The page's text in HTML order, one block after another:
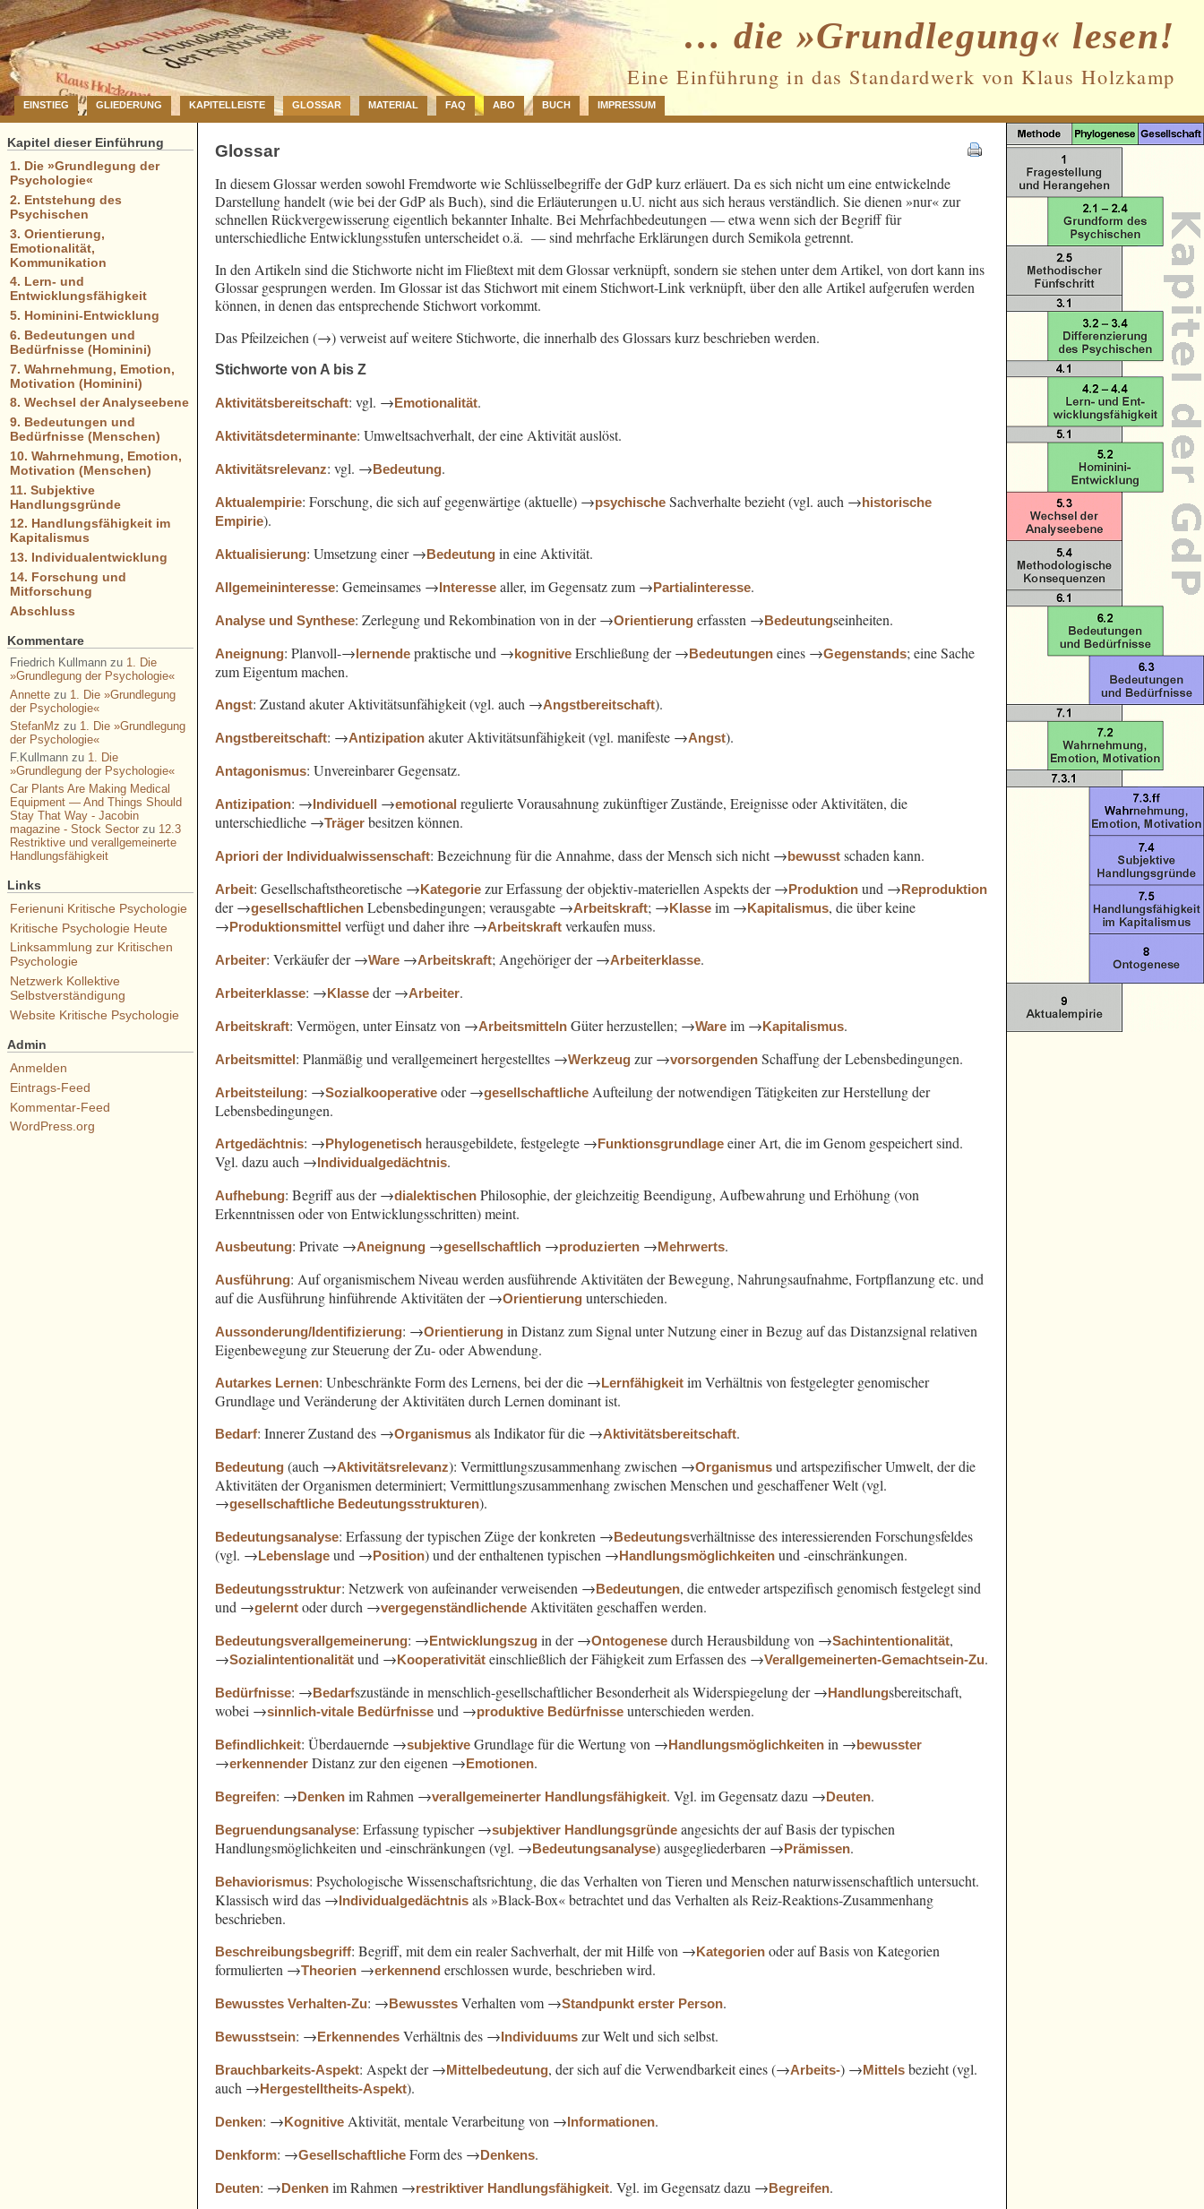
… die »Grundlegung« lesen!
Eine Einführung in das Standardwerk von Klaus Holzkamp
EINSTIEG GLIEDERUNG KAPITELLEISTE GLOSSAR MATERIAL FAQ ABO BUCH IMPRESSUM
Glossar
In diesem Glossar werden sowohl Fremdworte wie Schlüsselbegriffe der GdP kurz erläuert. Da es sich nicht um eine entwickelnde
Darstellung handelt (wie bei der GdP als Buch), sind die Erläuterungen u.U. nicht aus sich heraus verständlich. Sie dienen »nur« zur
schnellen Rückvergewisserung eigentlich bekannter Inhalte. Bei Mehrfachbedeutungen — etwa wenn sich der Begriff für
unterschiedliche Entwicklungsstufen unterscheidet o.ä. — sind mehrfache Erklärungen durch Semikola getrennt.
In den Artikeln sind die Stichworte nicht im Fließtext mit dem Glossar verknüpft, sondern sie stehen unter dem Artikel, von dort kann ins
Glossar gesprungen werden. Im Glossar ist das Stichwort mit einem Stichwort-Link verknüpft, über den alle Artikel aufgerufen werden
können, in denen das entsprechende Stichwort vorkommt.
Das Pfeilzeichen (→) verweist auf weitere Stichworte, die innerhalb des Glossars kurz beschrieben werden.
Stichworte von A bis Z
Aktivitätsbereitschaft: vgl. →Emotionalität.
Aktivitätsdeterminante: Umweltsachverhalt, der eine Aktivität auslöst.
Aktivitätsrelevanz: vgl. →Bedeutung.
Aktualempirie: Forschung, die sich auf gegenwärtige (aktuelle) →psychische Sachverhalte bezieht (vgl. auch →historische
Empirie).
Aktualisierung: Umsetzung einer →Bedeutung in eine Aktivität.
Allgemeininteresse: Gemeinsames →Interesse aller, im Gegensatz zum →Partialinteresse.
Analyse und Synthese: Zerlegung und Rekombination von in der →Orientierung erfassten →Bedeutungseinheiten.
Aneignung: Planvoll-→lernende praktische und →kognitive Erschließung der →Bedeutungen eines →Gegenstands; eine Sache
zum Eigentum machen.
Angst: Zustand akuter Aktivitätsunfähigkeit (vgl. auch →Angstbereitschaft).
Angstbereitschaft: →Antizipation akuter Aktivitätsunfähigkeit (vgl. manifeste →Angst).
Antagonismus: Unvereinbarer Gegensatz.
Antizipation: →Individuell →emotional regulierte Vorausahnung zukünftiger Zustände, Ereignisse oder Aktivitäten, die
unterschiedliche →Träger besitzen können.
Apriori der Individualwissenschaft: Bezeichnung für die Annahme, dass der Mensch sich nicht →bewusst schaden kann.
Arbeit: Gesellschaftstheoretische →Kategorie zur Erfassung der objektiv-materiellen Aspekts der →Produktion und →Reproduktion
der →gesellschaftlichen Lebensbedingungen; verausgabte →Arbeitskraft; →Klasse im →Kapitalismus, die über keine
→Produktionsmittel verfügt und daher ihre →Arbeitskraft verkaufen muss.
Arbeiter: Verkäufer der →Ware →Arbeitskraft; Angehöriger der →Arbeiterklasse.
Arbeiterklasse: →Klasse der →Arbeiter.
Arbeitskraft: Vermögen, unter Einsatz von →Arbeitsmitteln Güter herzustellen; →Ware im →Kapitalismus.
Arbeitsmittel: Planmäßig und verallgemeinert hergestelltes →Werkzeug zur →vorsorgenden Schaffung der Lebensbedingungen.
Arbeitsteilung: →Sozialkooperative oder →gesellschaftliche Aufteilung der notwendigen Tätigkeiten zur Herstellung der
Lebensbedingungen.
Artgedächtnis: →Phylogenetisch herausgebildete, festgelegte →Funktionsgrundlage einer Art, die im Genom gespeichert sind.
Vgl. dazu auch →Individualgedächtnis.
Aufhebung: Begriff aus der →dialektischen Philosophie, der gleichzeitig Beendigung, Aufbewahrung und Erhöhung (von
Erkenntnissen oder von Entwicklungsschritten) meint.
Ausbeutung: Private →Aneignung →gesellschaftlich →produzierten →Mehrwerts.
Ausführung: Auf organismischem Niveau werden ausführende Aktivitäten der Bewegung, Nahrungsaufnahme, Fortpflanzung etc. und
auf die Ausführung hinführende Aktivitäten der →Orientierung unterschieden.
Aussonderung/Identifizierung: →Orientierung in Distanz zum Signal unter Nutzung einer in Bezug auf das Distanzsignal relativen
Eigenbewegung zur Steuerung der Zu- oder Abwendung.
Autarkes Lernen: Unbeschränkte Form des Lernens, bei der die →Lernfähigkeit im Verhältnis von festgelegter genomischer
Grundlage und Veränderung der Aktivitäten durch Lernen dominant ist.
Bedarf: Innerer Zustand des →Organismus als Indikator für die →Aktivitätsbereitschaft.
Bedeutung (auch →Aktivitätsrelevanz): Vermittlungszusammenhang zwischen →Organismus und artspezifischer Umwelt, der die
Aktivitäten der Organismen determiniert; Vermittlungszusammenhang zwischen Menschen und geschaffener Welt (vgl.
→gesellschaftliche Bedeutungsstrukturen).
Bedeutungsanalyse: Erfassung der typischen Züge der konkreten →Bedeutungsverhältnisse des interessierenden Forschungsfeldes
(vgl. →Lebenslage und →Position) und der enthaltenen typischen →Handlungsmöglichkeiten und -einschränkungen.
Bedeutungsstruktur: Netzwerk von aufeinander verweisenden →Bedeutungen, die entweder artspezifisch genomisch festgelegt sind
und →gelernt oder durch →vergegenständlichende Aktivitäten geschaffen werden.
Bedeutungsverallgemeinerung: →Entwicklungszug in der →Ontogenese durch Herausbildung von →Sachintentionalität,
→Sozialintentionalität und →Kooperativität einschließlich der Fähigkeit zum Erfassen des →Verallgemeinerten-Gemachtsein-Zu.
Bedürfnisse: →Bedarfszustände in menschlich-gesellschaftlicher Besonderheit als Widerspiegelung der →Handlungsbereitschaft,
wobei →sinnlich-vitale Bedürfnisse und →produktive Bedürfnisse unterschieden werden.
Befindlichkeit: Überdauernde →subjektive Grundlage für die Wertung von →Handlungsmöglichkeiten in →bewusster
→erkennender Distanz zur den eigenen →Emotionen.
Begreifen: →Denken im Rahmen →verallgemeinerter Handlungsfähigkeit. Vgl. im Gegensatz dazu →Deuten.
Begruendungsanalyse: Erfassung typischer →subjektiver Handlungsgründe angesichts der auf Basis der typischen
Handlungsmöglichkeiten und -einschränkungen (vgl. →Bedeutungsanalyse) ausgegliederbaren →Prämissen.
Behaviorismus: Psychologische Wissenschaftsrichtung, die das Verhalten von Tieren und Menschen naturwissenschaftlich untersucht.
Klassisch wird das →Individualgedächtnis als »Black-Box« betrachtet und das Verhalten als Reiz-Reaktions-Zusammenhang
beschrieben.
Beschreibungsbegriff: Begriff, mit dem ein realer Sachverhalt, der mit Hilfe von →Kategorien oder auf Basis von Kategorien
formulierten →Theorien →erkennend erschlossen wurde, beschrieben wird.
Bewusstes Verhalten-Zu: →Bewusstes Verhalten vom →Standpunkt erster Person.
Bewusstsein: →Erkennendes Verhältnis des →Individuums zur Welt und sich selbst.
Brauchbarkeits-Aspekt: Aspekt der →Mittelbedeutung, der sich auf die Verwendbarkeit eines (→Arbeits-) →Mittels bezieht (vgl.
auch →Hergestelltheits-Aspekt).
Denken: →Kognitive Aktivität, mentale Verarbeitung von →Informationen.
Denkform: →Gesellschaftliche Form des →Denkens.
Deuten: →Denken im Rahmen →restriktiver Handlungsfähigkeit. Vgl. im Gegensatz dazu →Begreifen.
Kapitel dieser Einführung
1. Die »Grundlegung der
Psychologie«
2. Entstehung des
Psychischen
3. Orientierung,
Emotionalität,
Kommunikation
4. Lern- und
Entwicklungsfähigkeit
5. Hominini-Entwicklung
6. Bedeutungen und
Bedürfnisse (Hominini)
7. Wahrnehmung, Emotion,
Motivation (Hominini)
8. Wechsel der Analyseebene
9. Bedeutungen und
Bedürfnisse (Menschen)
10. Wahrnehmung, Emotion,
Motivation (Menschen)
11. Subjektive
Handlungsgründe
12. Handlungsfähigkeit im
Kapitalismus
13. Individualentwicklung
14. Forschung und
Mitforschung
Abschluss
Kommentare
Friedrich Kullmannzu 1. Die
»Grundlegung der Psychologie«
Annettezu 1. Die »Grundlegung
der Psychologie«
StefanMz zu 1. Die »Grundlegung
der Psychologie«
F.Kullmannzu 1. Die
»Grundlegung der Psychologie«
Car Plants Are Making Medical
Equipment — And Things Should
Stay That Way - Jacobin
magazine - Stock Sectorzu 12.3
Restriktive und verallgemeinerte
Handlungsfähigkeit
Links
Ferienuni Kritische Psychologie
Kritische Psychologie Heute
Linksammlung zur Kritischen
Psychologie
Netzwerk Kollektive
Selbstverständigung
Website Kritische Psychologie
Admin
Anmelden
Eintrags-Feed
Kommentar-Feed
WordPress.org
Datenschutz und Cookies: Diese Website
verwendet Cookies. Wenn du die Website
weiterhin nutzt, stimmst du der
Verwendung von Cookies zu.
Weitere Informationen, beispielsweise zur
Kontrolle von Cookies, findest du hier:
Cookie-Richtlinie